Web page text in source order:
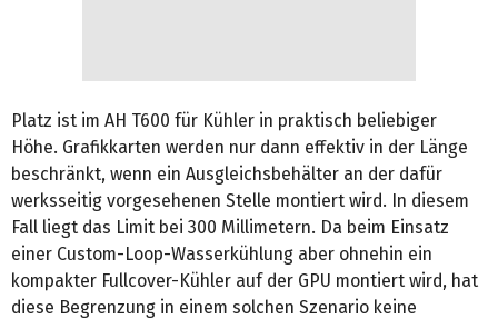
Platz ist im AH T600 für Kühler in praktisch beliebiger
Höhe. Grafikkarten werden nur dann effektiv in der Länge
beschränkt, wenn ein Ausgleichsbehälter an der dafür
werksseitig vorgesehenen Stelle montiert wird. In diesem
Fall liegt das Limit bei 300 Millimetern. Da beim Einsatz
einer Custom-Loop-Wasserkühlung aber ohnehin ein
kompakter Fullcover-Kühler auf der GPU montiert wird, hat
diese Begrenzung in einem solchen Szenario keine